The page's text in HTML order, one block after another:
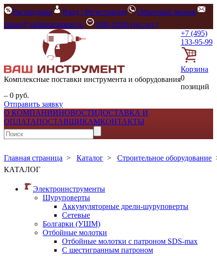
Распродажа Вход / Регистрация
Обратный звонок
zakaz@vashinstrument.ru
9:00-18:00 (пн.-пт.)
Комплексные поставки инструмента и оборудования
+7 (495)
133-95-99
Корзина
0
позиций
– 0 руб.
Отправить заявку
О КОМПАНИИНОВОСТИДОСТАВКА И
ОПЛАТАПОСТАВЩИКАМКОНТАКТЫ
Главная страница > Каталог > Строительное оборудование
КАТАЛОГ
Электроинструменты
Шуруповерты
Аккумуляторные дрели-шуруповерты
Сетевые
Болгарки (УШМ)
Отбойные молотки
Отбойные молотки с патроном SDS-max
С шестигранным патроном